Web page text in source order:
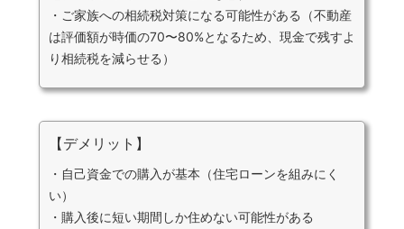
・ご家族への相続税対策になる可能性がある（不動産
は評価額が時価の70〜80%となるため、現金で残すよ
り相続税を減らせる）
【デメリット】
・自己資金での購入が基本（住宅ローンを組みにく
い）
・購入後に短い期間しか住めない可能性がある